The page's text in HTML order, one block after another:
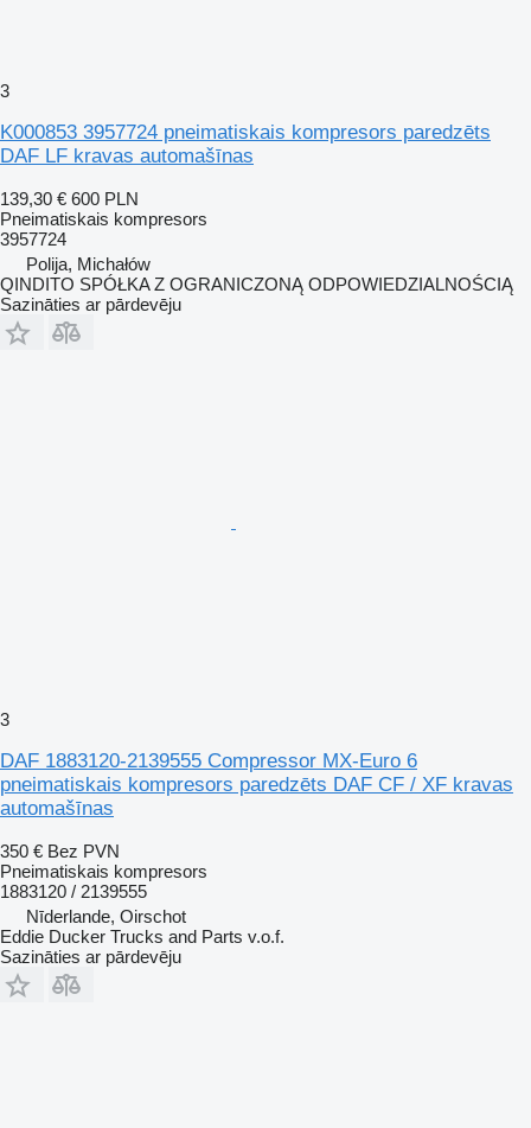
3
K000853 3957724 pneimatiskais kompresors paredzēts
DAF LF kravas automašīnas
139,30 € 600 PLN
Pneimatiskais kompresors
3957724
Polija, Michałów
QINDITO SPÓŁKA Z OGRANICZONĄ ODPOWIEDZIALNOŚCIĄ
Sazināties ar pārdevēju
3
DAF 1883120-2139555 Compressor MX-Euro 6
pneimatiskais kompresors paredzēts DAF CF / XF kravas
automašīnas
350 € Bez PVN
Pneimatiskais kompresors
1883120 / 2139555
Nīderlande, Oirschot
Eddie Ducker Trucks and Parts v.o.f.
Sazināties ar pārdevēju